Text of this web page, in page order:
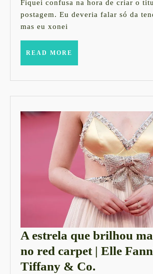
Fiquei confusa na hora de criar o
postagem. Eu deveria falar só da
mas eu xonei
READ MORE
A estrela que brilhou
no red carpet | Elle
Tiffany & Co.